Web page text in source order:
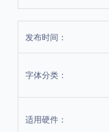
发布时间：
字体分类：
适用硬件：